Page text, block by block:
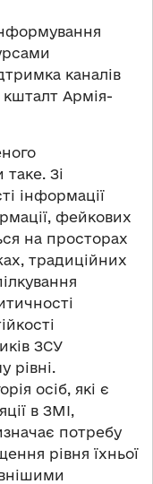
каналів
кшталт Армія-
Зі
інформації
фейкових
на просторах
традиційних
ЗСУ
рівні.
осіб, які є
в ЗМІ,
потребу
рівня їхньої